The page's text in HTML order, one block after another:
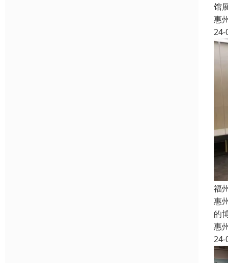
馆
惠
24-
福
惠
的
惠
24-